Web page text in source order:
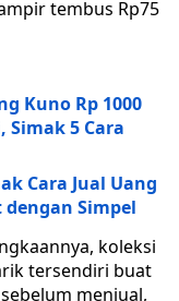
tembus Rp75
Kuno Rp 1000
Simak 5 Cara
Cara Jual Uang
dengan Simpel
koleksi
tersendiri buat
menjual,